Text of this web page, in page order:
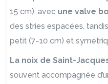
15 cm), avec une valve
des stries espacées,
petit (7-10 cm) et
La noix de Saint-
souvent accompagnée